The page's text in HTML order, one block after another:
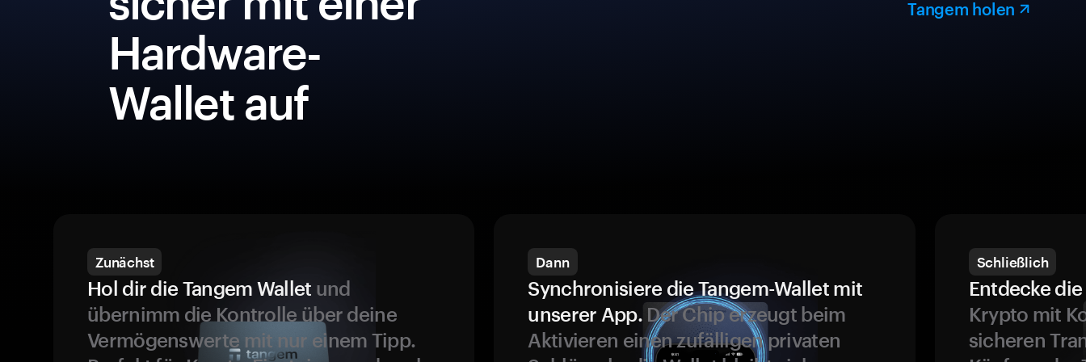
Hardware-
Wallet auf
Tangem holen
Zunächst
Hol dir die Tangem Wallet und
übernimm die Kontrolle über deine
Vermögenswerte mit nur einem Tipp.
Dann
Synchronisiere die Tangem-Wallet mit
unserer App.Der Chip erzeugt beim
Aktivieren einen zufälligen privaten
Schließlich
Entdecke
Krypto mit
sicheren